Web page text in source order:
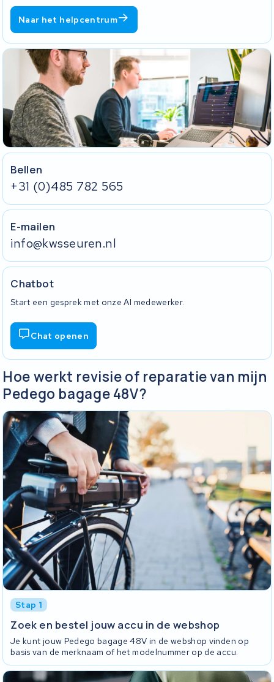
Naar het helpcentrum
Bellen
+31 (0)485 782 565
E-mailen
info@kwsseuren.nl
Chatbot
Start een gesprek met onze AI medewerker.
Chat openen
Hoe werkt revisie of reparatie van mijn
Pedego bagage 48V?
Stap 1
Zoek en bestel jouw accu in de webshop
Je kunt jouw Pedego bagage 48V in de webshop vinden op
basis van de merknaam of het modelnummer op de accu.